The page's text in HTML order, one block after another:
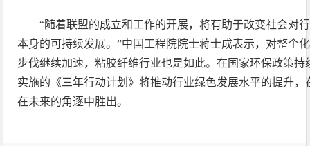
“随着联盟的成立和工作的开展，将有助于改变社会对
本身的可持续发展。”中国工程院院士蒋士成表示，对整个
步伐继续加速，粘胶纤维行业也是如此。在国家环保政策
实施的《三年行动计划》将推动行业绿色发展水平的提升
在未来的角逐中胜出。